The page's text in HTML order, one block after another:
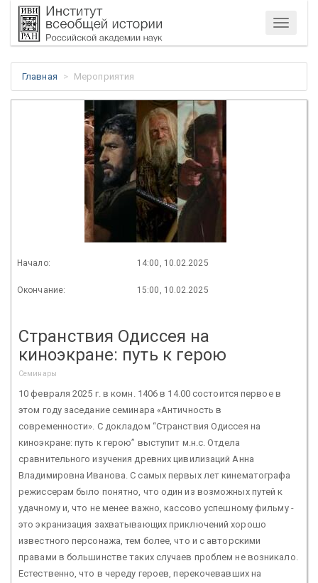
Меню
Главная Мероприятия
Начало: 14:00, 10.02.2025
Окончание: 15:00, 10.02.2025
Странствия Одиссея на
киноэкране: путь к герою
Семинары
10 февраля 2025 г. в комн. 1406 в 14.00 состоится первое в
этом году заседание семинара «Античность в
современности». С докладом “Странствия Одиссея на
киноэкране: путь к герою” выступит м.н.с. Отдела
сравнительного изучения древних цивилизаций Анна
Владимировна Иванова. С самых первых лет кинематографа
режиссерам было понятно, что один из возможных путей к
удачному и, что не менее важно, кассово успешному фильму -
это экранизация захватывающих приключений хорошо
известного персонажа, тем более, что и с авторскими
правами в большинстве таких случаев проблем не возникало.
Естественно, что в череду героев, перекочевавших на